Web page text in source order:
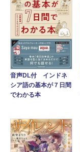
音声DL付 インドネ
シア語の基本が７日間
でわかる本